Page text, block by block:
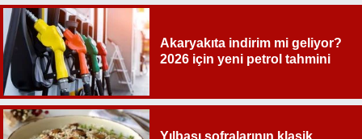
Akaryakıta indirim mi geliyor?
2026 için yeni petrol tahmini
Yılbaşı sofralarının klasik